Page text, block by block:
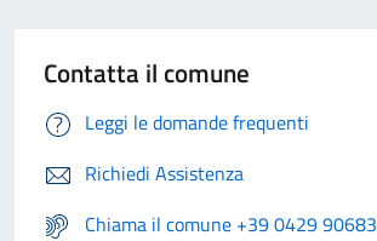
Contatta il comune
Leggi le domande frequenti
Richiedi Assistenza
Chiama il comune +39 0429 90683